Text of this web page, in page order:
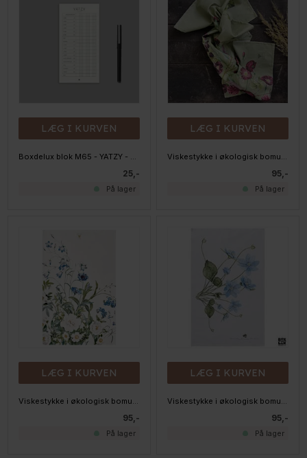
LÆG I KURVEN
25,-
På lager
LÆG I KURVEN
95,-
På lager
LÆG I KURVEN
95,-
På lager
LÆG I KURVEN
95,-
På lager